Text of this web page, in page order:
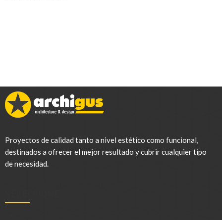
Proyectos de calidad tanto a nivel estético como funcional,
destinados a ofrecer el mejor resultado y cubrir cualquier tipo
de necesidad.